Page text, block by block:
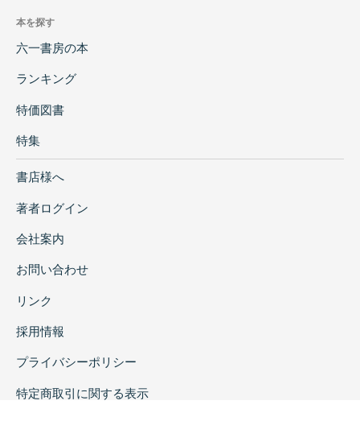
本を探す
六一書房の本
ランキング
特価図書
特集
書店様へ
著者ログイン
会社案内
お問い合わせ
リンク
採用情報
プライバシーポリシー
特定商取引に関する表示